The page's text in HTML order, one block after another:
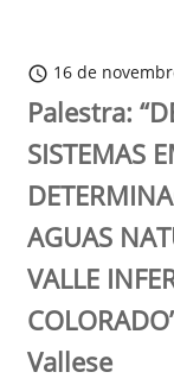
schedule 16 de
Palestra:
SISTEMAS
AGUAS
VALLE
Vallese